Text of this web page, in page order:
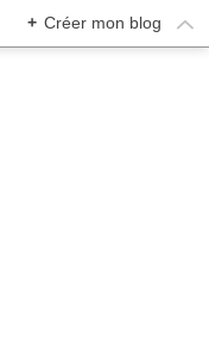
+ Créer mon blog